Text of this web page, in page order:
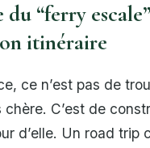
du “ferry
itinéraire
ce n’est pas de
C’est de
d’elle. Un road trip